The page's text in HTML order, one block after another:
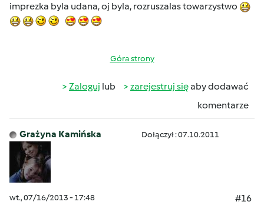
imprezka byla udana, oj byla, rozruszalas towarzystwo
Góra strony
Zaloguj lub zarejestruj sięaby dodawać
komentarze
Grażyna Kamińska Dołączył : 07.10.2011
wt., 07/16/2013 - 17:48 #16